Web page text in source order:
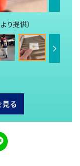
提供）
る